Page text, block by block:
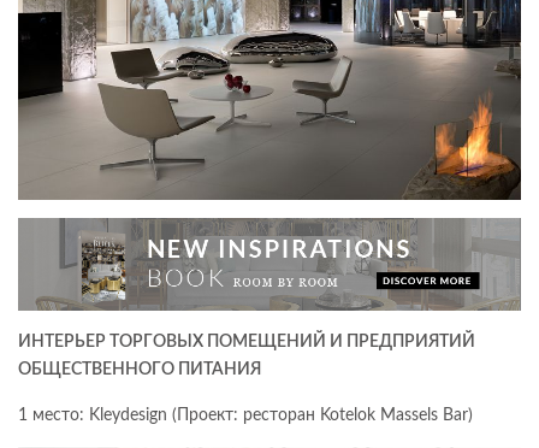
ИНТЕРЬЕР ТОРГОВЫХ ПОМЕЩЕНИЙ И ПРЕДПРИЯТИЙ
ОБЩЕСТВЕННОГО ПИТАНИЯ
1 место: Kleydesign (Проект: ресторан Kotelok Massels Bar)